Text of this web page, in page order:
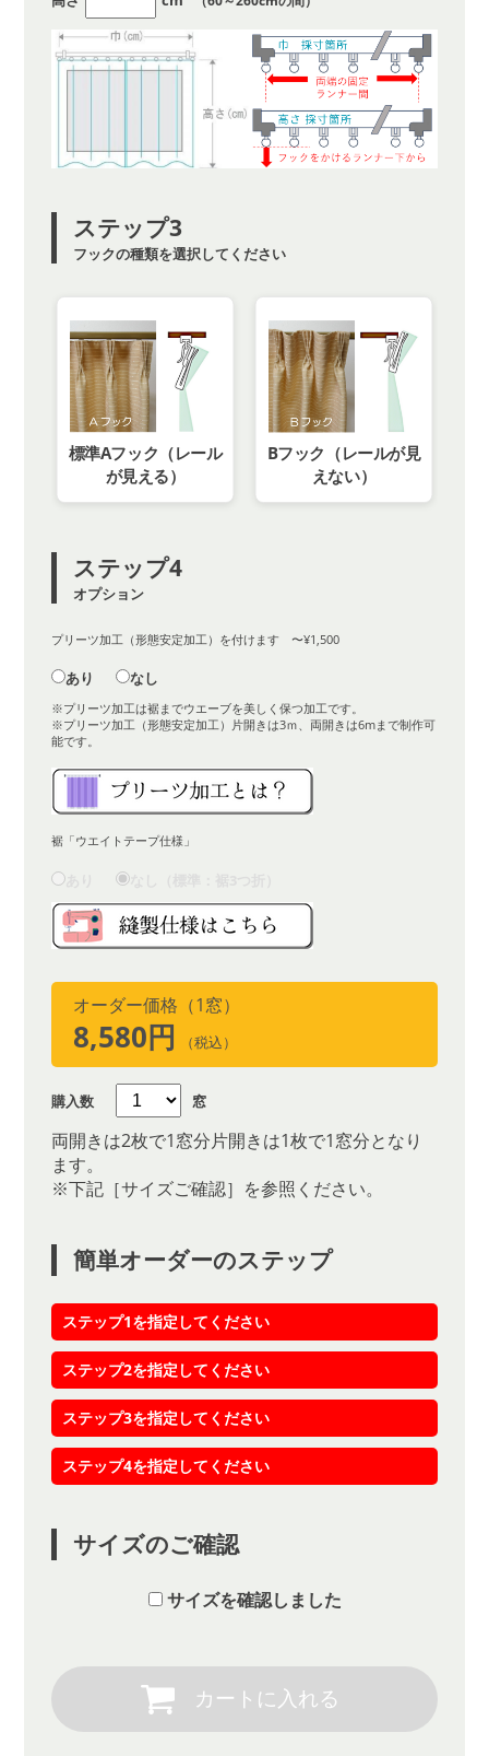
ステップ3
フックの種類を選択してください
標準Aフック（レール
が見える）
Bフック（レールが見
えない）
ステップ4
オプション
プリーツ加工（形態安定加工）を付けます 〜¥1,500
あり なし
※プリーツ加工は裾までウエーブを美しく保つ加工です。
※プリーツ加工（形態安定加工）片開きは3ｍ、両開きは6mまで制作可
能です。
裾「ウエイトテープ仕様」
オーダー価格（1窓）
8,580円 （税込）
購入数 窓
両開きは2枚で1窓分片開きは1枚で1窓分となり
ます。
※下記［サイズご確認］を参照ください。
簡単オーダーのステップ
ステップ1を指定してください
ステップ2を指定してください
ステップ3を指定してください
ステップ4を指定してください
サイズのご確認
サイズを確認しました